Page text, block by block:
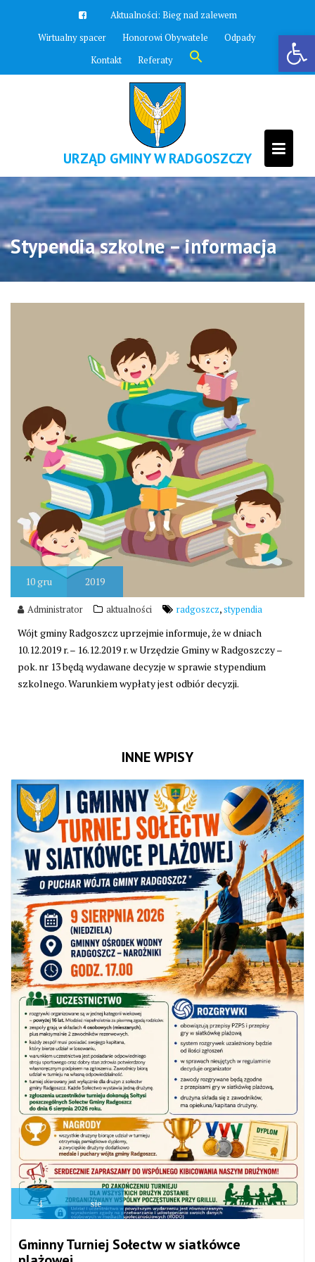
Otwórz pasek narzędzi
Aktualności: Bieg nad zalewem
Wirtualny spacer
Honorowi Obywatele
Odpady
Kontakt
Referaty Search
for:
Search Button
URZĄD GMINY W RADGOSZCZY
Stypendia szkolne – informacja
10gru 2019
Administrator aktualności radgoszcz,stypendia
Wójt gminy Radgoszcz uprzejmie informuje, że w dniach
10.12.2019 r. – 16.12.2019 r. w Urzędzie Gminy w Radgoszczy –
pok. nr 13 będą wydawane decyzje w sprawie stypendium
szkolnego. Warunkiem wypłaty jest odbiór decyzji.
INNE WPISY
4 sie
Gminny Turniej Sołectw w siatkówce